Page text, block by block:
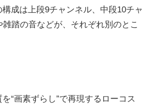
成は上段9チャンネル、中段10チャ
踏の音などが、それぞれ別のとこ
“画素ずらし”で再現するローコス